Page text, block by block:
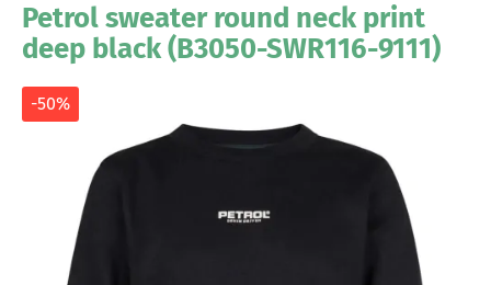
Jongenskleding
Merken
Petrol sweater round neck print
deep black (B3050-SWR116-9111)
-50%